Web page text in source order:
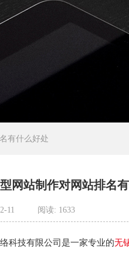
有什么好处
网站制作对网站排名
11 阅读: 1633
科技有限公司是一家专业的无